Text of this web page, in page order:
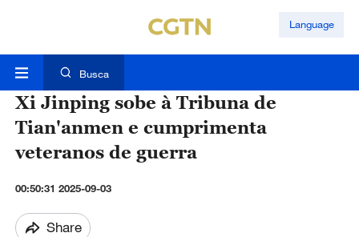
Language
Busca
Xi Jinping sobe à Tribuna de
Tian'anmen e cumprimenta
veteranos de guerra
00:50:31 2025-09-03
Share